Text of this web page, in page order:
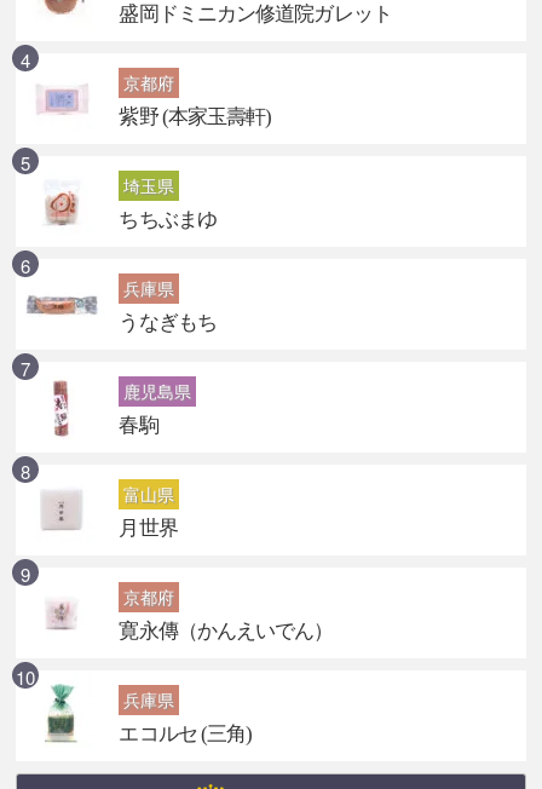
盛岡ドミニカン修道院ガレット
京都府
紫野 (本家玉壽軒)
埼玉県
ちちぶまゆ
兵庫県
うなぎもち
鹿児島県
春駒
富山県
月世界
京都府
寛永傳（かんえいでん）
兵庫県
エコルセ (三角)